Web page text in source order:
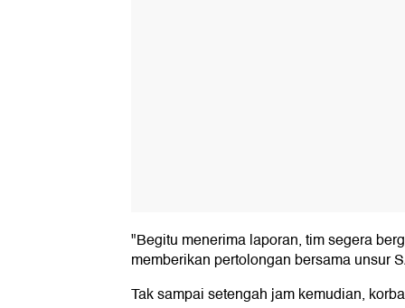
"Begitu menerima laporan, tim segera
memberikan pertolongan bersama unsur
Tak sampai setengah jam kemudian,